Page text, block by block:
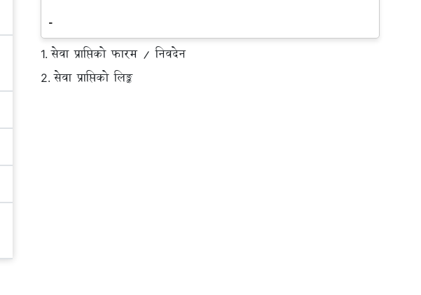
-
1.सेवा प्राप्तिको फारम / निवदेन
2.सेवा प्राप्तिको लिङ्क